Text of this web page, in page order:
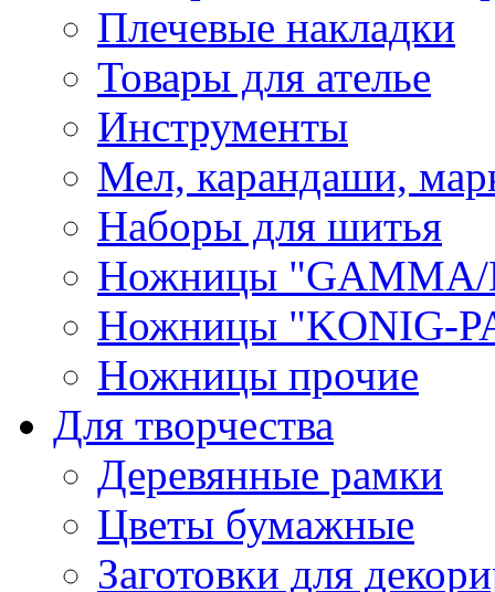
Плечевые накладки
Товары для ателье
Инструменты
Мел, карандаши,
Наборы для шитья
Ножницы "GAMMA/
Ножницы "KONIG-
Ножницы прочие
Для творчества
Деревянные рамки
Цветы бумажные
Заготовки для